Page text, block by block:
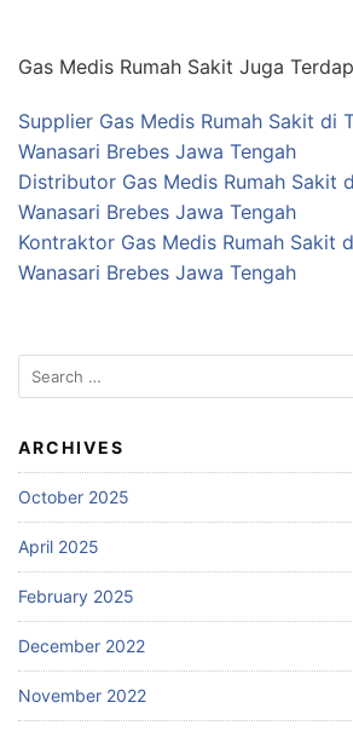
Gas Medis Rumah Sakit Juga
Supplier Gas Medis Rumah Sakit di
Wanasari Brebes Jawa Tengah
Distributor Gas Medis Rumah Sakit
Wanasari Brebes Jawa Tengah
Kontraktor Gas Medis Rumah Sakit
Wanasari Brebes Jawa Tengah
Search
for:
ARCHIVES
October 2025
April 2025
February 2025
December 2022
November 2022